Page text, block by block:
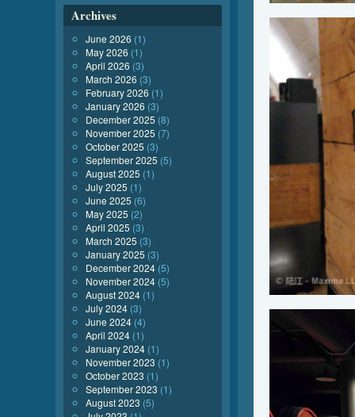
Archives
June 2026 (1)
May 2026 (1)
April 2026 (3)
March 2026 (3)
February 2026 (1)
January 2026 (3)
December 2025 (8)
November 2025 (7)
October 2025 (3)
September 2025 (5)
August 2025 (1)
July 2025 (1)
June 2025 (6)
May 2025 (2)
April 2025 (3)
March 2025 (3)
January 2025 (3)
December 2024 (5)
November 2024 (5)
August 2024 (1)
July 2024 (3)
June 2024 (4)
April 2024 (1)
January 2024 (1)
November 2023 (1)
October 2023 (1)
September 2023 (1)
August 2023 (5)